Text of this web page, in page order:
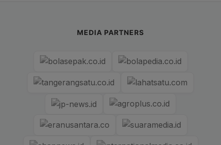
MEDIA PARTNERS